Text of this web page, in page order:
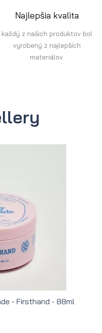
Najlepšia kvalita
každý z našich produktov bol
vyrobený z najlepších
materiálov.
- Firsthand - 88ml